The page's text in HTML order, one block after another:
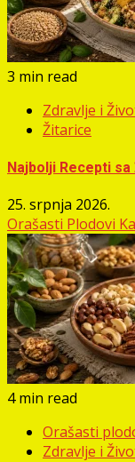
3 min read
Zdravlje i
Žitarice
Najbolji Recepti
25. srpnja 2026.
Orašasti Plodovi
4 min read
Orašasti
Zdravlje i